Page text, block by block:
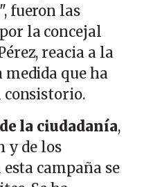
fueron las
la concejal
reacia a la
medida que ha
consistorio.
la ciudadanía,
y de los
campaña se